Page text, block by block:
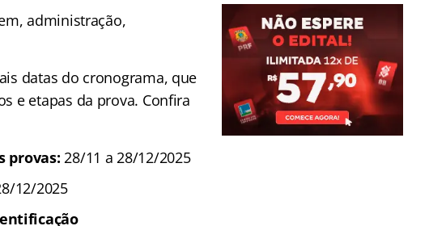
administração,
datas do cronograma, que
e etapas da prova. Confira
provas: 28/11 a 28/12/2025
12/2025